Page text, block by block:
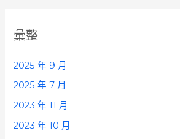
彙整
2025 年 9 月
2025 年 7 月
2023 年 11 月
2023 年 10 月